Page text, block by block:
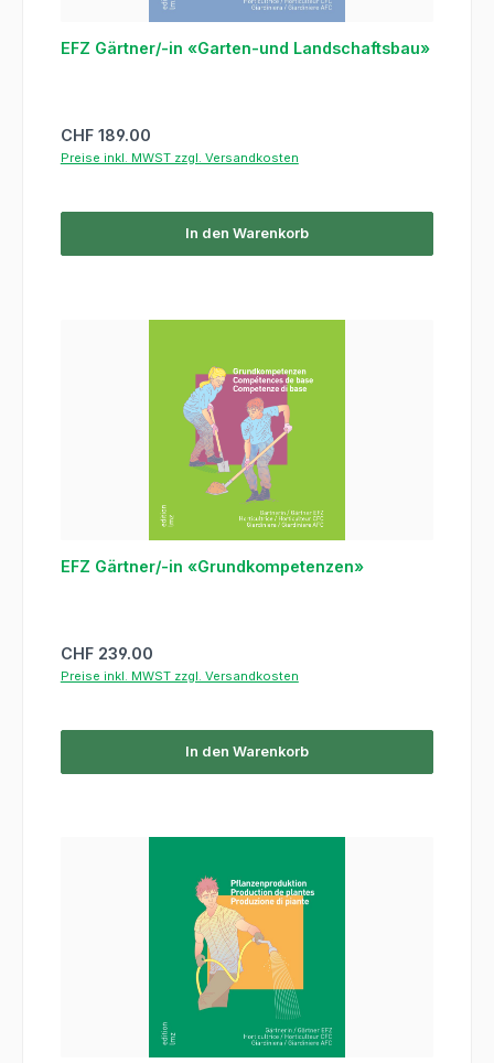
EFZ Gärtner/-in «Garten-und Landschaftsbau»
Regulärer Preis:
CHF 189.00
Preise inkl. MWST zzgl. Versandkosten
In den Warenkorb
EFZ Gärtner/-in «Grundkompetenzen»
Regulärer Preis:
CHF 239.00
Preise inkl. MWST zzgl. Versandkosten
In den Warenkorb